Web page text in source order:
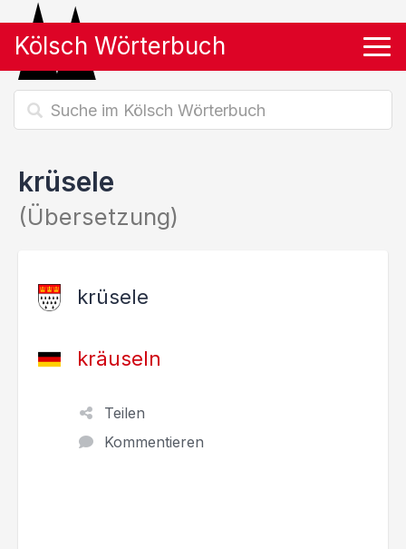
Kölsch Wörterbuch
krüsele
(Übersetzung)
krüsele
kräuseln
Teilen
Kommentieren